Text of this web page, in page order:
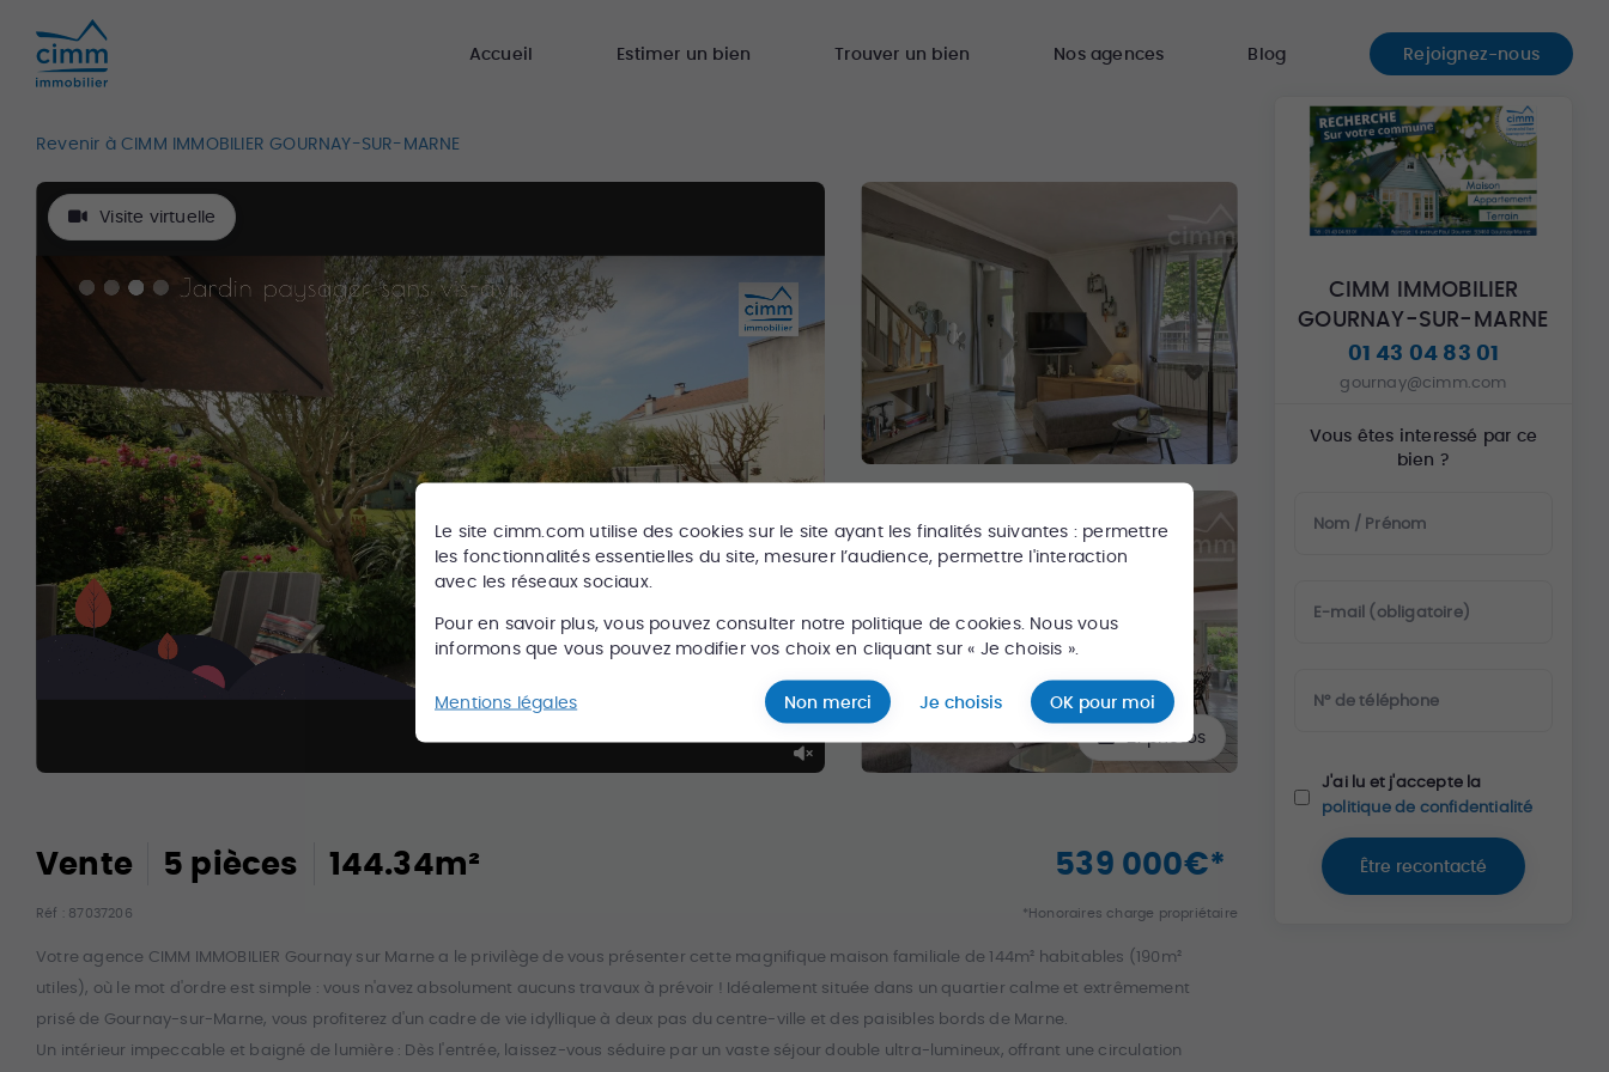
Le site cimm.com utilise des cookies sur le site ayant les finalités suivantes : permettre
les fonctionnalités essentielles du site, mesurer l’audience, permettre l'interaction
avec les réseaux sociaux.
Pour en savoir plus, vous pouvez consulter notre politique de cookies. Nous vous
informons que vous pouvez modifier vos choix en cliquant sur « Je choisis ».
Mentions légales Non merci Je choisis OK pour moi
Accueil Estimer un bien Trouver un bien Nos agences Blog Rejoignez-nous
Revenir à CIMM IMMOBILIER GOURNAY-SUR-MARNE
Visite virtuelle
21photos
Vente 5 pièces 144.34m² 539 000€*
Réf : 87037206 *Honoraires charge propriétaire
Votre agence CIMM IMMOBILIER Gournay sur Marne a le privilège de vous présenter cette magnifique maison familiale de 144m² habitables (190m²
utiles), où le mot d'ordre est simple : vous n'avez absolument aucuns travaux à prévoir ! Idéalement située dans un quartier calme et extrêmement
prisé de Gournay-sur-Marne, vous profiterez d'un cadre de vie idyllique à deux pas du centre-ville et des paisibles bords de Marne.
Un intérieur impeccable et baigné de lumière : Dès l'entrée, laissez-vous séduire par un vaste séjour double ultra-lumineux, offrant une circulation
CIMM IMMOBILIER
GOURNAY-SUR-MARNE
01 43 04 83 01
gournay@cimm.com
Vous êtes interessé par ce
bien ?
Nom / Prénom
E-mail (obligatoire)
N° de téléphone
J'ai lu et j'accepte la
politique de confidentialité
Être recontacté